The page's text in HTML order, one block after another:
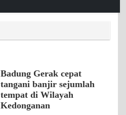
Badung Gerak cepat
tangani banjir sejumlah
tempat di Wilayah
Kedonganan